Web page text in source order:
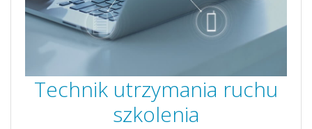
Technik utrzymania ruchu
szkolenia